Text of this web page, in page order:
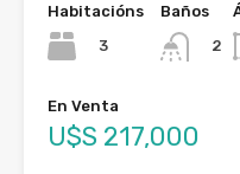
Habitacións
3
Baños
2
En Venta
U$S 217,000